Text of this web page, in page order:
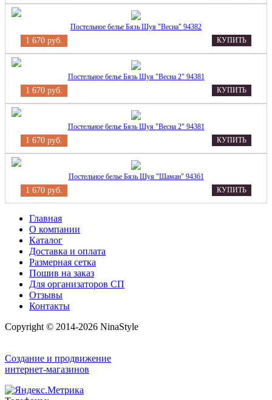
Постельное белье Бязь Шуя "Весна" 94382
1 670 руб. КУПИТЬ
Постельное белье Бязь Шуя "Весна 2" 94381
1 670 руб. КУПИТЬ
Постельное белье Бязь Шуя "Весна 2" 94381
1 670 руб. КУПИТЬ
Постельное белье Бязь Шуя "Шаман" 94361
1 670 руб. КУПИТЬ
Главная
О компании
Каталог
Доставка и оплата
Размерная сетка
Пошив на заказ
Для организаторов СП
Отзывы
Контакты
Copyright © 2014-2026 NinaStyle
Создание и продвижение
интернет-магазинов